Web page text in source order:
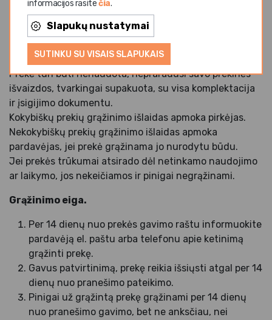
informacijos rasitečia.
Slapukų nustatymai
SUTINKU SU VISAIS SLAPUKAIS
straipsnio 2 dalyje numatytas išimtis, kai prekės negali
būti grąžinamos.
Grąžinimo sąlygos.
Prekė turi būti nenaudota, nepraradusi savo prekinės
išvaizdos, tvarkingai supakuota, su visa komplektacija
ir įsigijimo dokumentu.
Kokybiškų prekių grąžinimo išlaidas apmoka pirkėjas.
Nekokybiškų prekių grąžinimo išlaidas apmoka
pardavėjas, jei prekė grąžinama jo nurodytu būdu.
Jei prekės trūkumai atsirado dėl netinkamo naudojimo
ar laikymo, jos nekeičiamos ir pinigai negrąžinami.
Grąžinimo eiga.
Per 14 dienų nuo prekės gavimo raštu informuokite
pardavėją el. paštu arba telefonu apie ketinimą
grąžinti prekę.
Gavus patvirtinimą, prekę reikia išsiųsti atgal per 14
dienų nuo pranešimo pateikimo.
Pinigai už grąžintą prekę grąžinami per 14 dienų
nuo pranešimo gavimo, bet ne anksčiau, nei